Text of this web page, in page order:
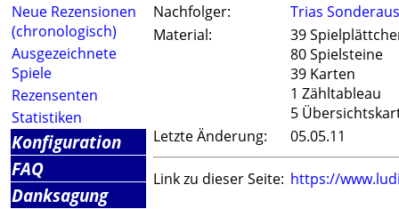
Neue Rezensionen
(chronologisch)
Ausgezeichnete
Spiele
Rezensenten
Statistiken
Konfiguration
FAQ
Danksagung
Nachfolger:
Trias
Material:
39
80 Spielsteine
39 Karten
1 Zähltableau
5
Letzte Änderung:
05.05.11
Link zu dieser Seite: https://